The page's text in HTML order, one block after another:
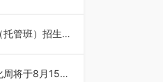
管班）招生
将于8月15日